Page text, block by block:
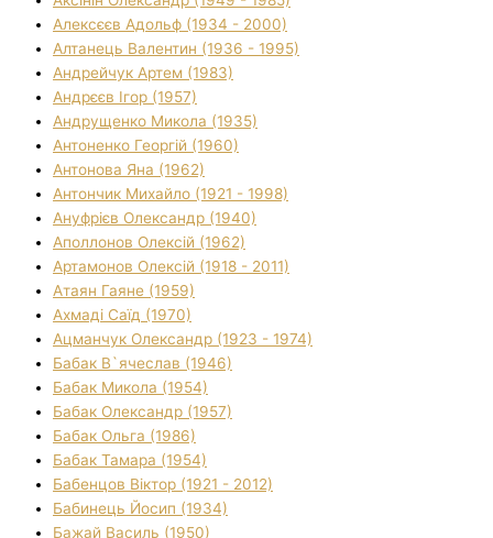
Алексєєв Адольф (1934 - 2000)
Алтанець Валентин (1936 - 1995)
Андрейчук Артем (1983)
Андрєєв Ігор (1957)
Андрущенко Микола (1935)
Антоненко Георгій (1960)
Антонова Яна (1962)
Антончик Михайло (1921 - 1998)
Ануфрієв Олександр (1940)
Аполлонов Олексій (1962)
Артамонов Олексій (1918 - 2011)
Атаян Гаяне (1959)
Ахмаді Саїд (1970)
Ацманчук Олександр (1923 - 1974)
Бабак В`ячеслав (1946)
Бабак Микола (1954)
Бабак Олександр (1957)
Бабак Ольга (1986)
Бабак Тамара (1954)
Бабенцов Віктор (1921 - 2012)
Бабинець Йосип (1934)
Бажай Василь (1950)